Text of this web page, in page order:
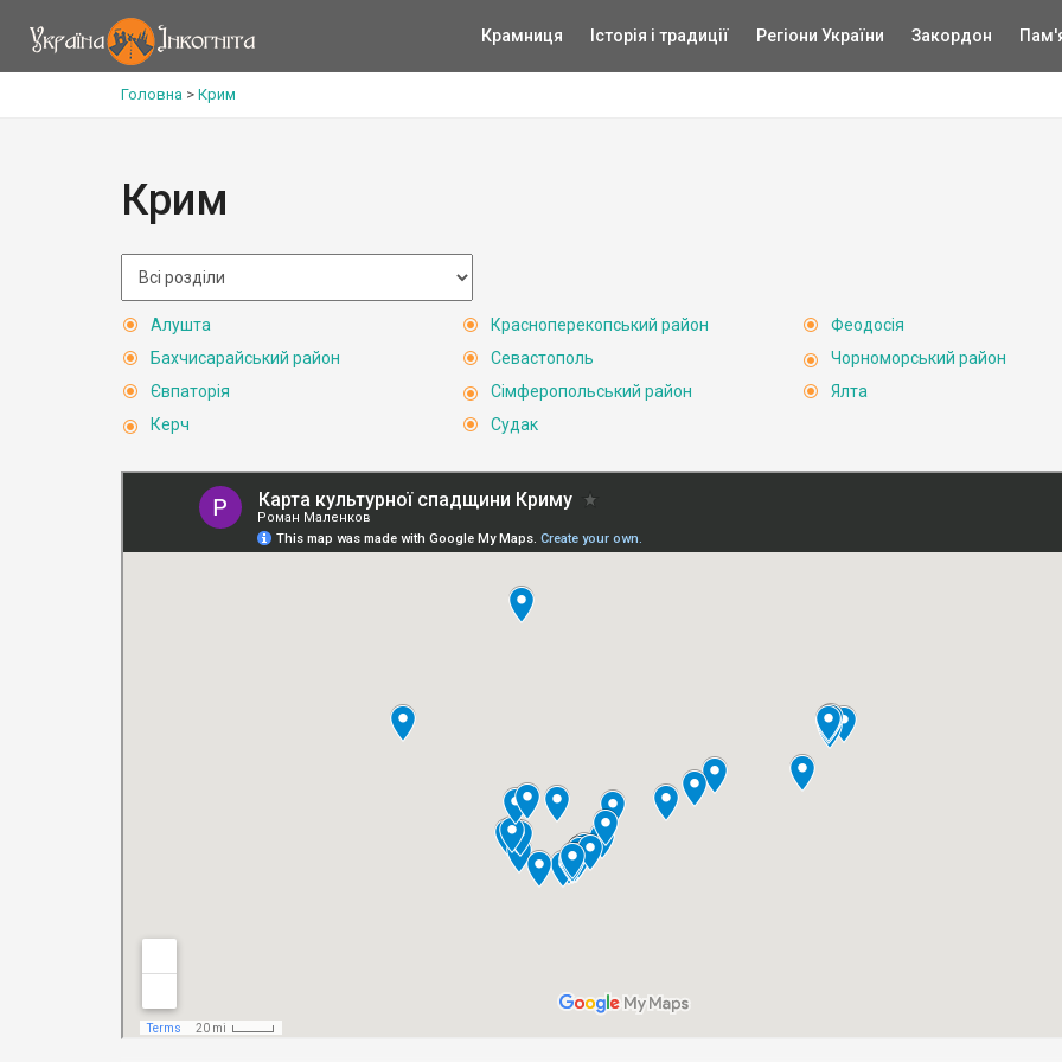
Крамниця Історія і традиції Регіони України Закордон
Головна > Крим
Крим
Алушта
Бахчисарайський район
Євпаторія
Керч
Красноперекопський район
Севастополь
Сімферопольський район
Судак
Феодосія
Чорноморський район
Ялта